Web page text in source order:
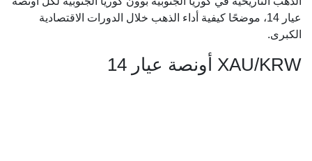
عيار 14، موضحًا كيفية أداء الذهب خلال الدورات الاقتصادية
الكبرى.
XAU/KRW أونصة عيار 14